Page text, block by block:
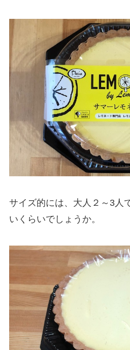
サイズ的には、大人２～3人
いくらいでしょうか。